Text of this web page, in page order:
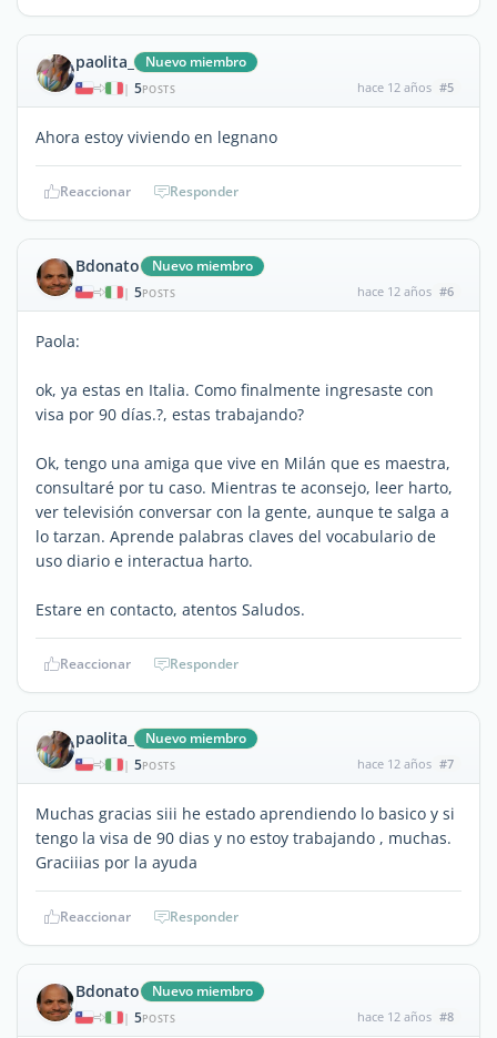
paolita_ Nuevo miembro
| 5POSTS hace 12 años #5
Ahora estoy viviendo en legnano
Reaccionar Responder
Bdonato Nuevo miembro
| 5POSTS hace 12 años #6
Paola:
ok, ya estas en Italia. Como finalmente ingresaste con
visa por 90 días.?, estas trabajando?
Ok, tengo una amiga que vive en Milán que es maestra,
consultaré por tu caso. Mientras te aconsejo, leer harto,
ver televisión conversar con la gente, aunque te salga a
lo tarzan. Aprende palabras claves del vocabulario de
uso diario e interactua harto.
Estare en contacto, atentos Saludos.
Reaccionar Responder
paolita_ Nuevo miembro
| 5POSTS hace 12 años #7
Muchas gracias siii he estado aprendiendo lo basico y si
tengo la visa de 90 dias y no estoy trabajando , muchas.
Graciiias por la ayuda
Reaccionar Responder
Bdonato Nuevo miembro
| 5POSTS hace 12 años #8